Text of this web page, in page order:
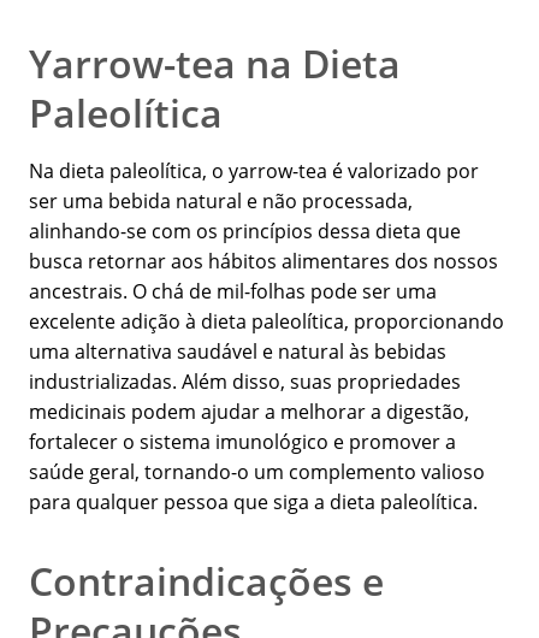
Yarrow-tea na Dieta
Paleolítica
Na dieta paleolítica, o yarrow-tea é valorizado por
ser uma bebida natural e não processada,
alinhando-se com os princípios dessa dieta que
busca retornar aos hábitos alimentares dos nossos
ancestrais. O chá de mil-folhas pode ser uma
excelente adição à dieta paleolítica, proporcionando
uma alternativa saudável e natural às bebidas
industrializadas. Além disso, suas propriedades
medicinais podem ajudar a melhorar a digestão,
fortalecer o sistema imunológico e promover a
saúde geral, tornando-o um complemento valioso
para qualquer pessoa que siga a dieta paleolítica.
Contraindicações e